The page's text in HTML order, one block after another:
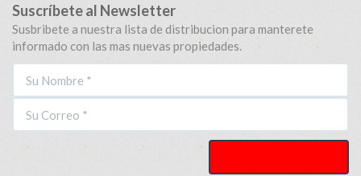
Suscríbete al Newsletter
Susbribete a nuestra lista de distribucion para manterete
informado con las mas nuevas propiedades.